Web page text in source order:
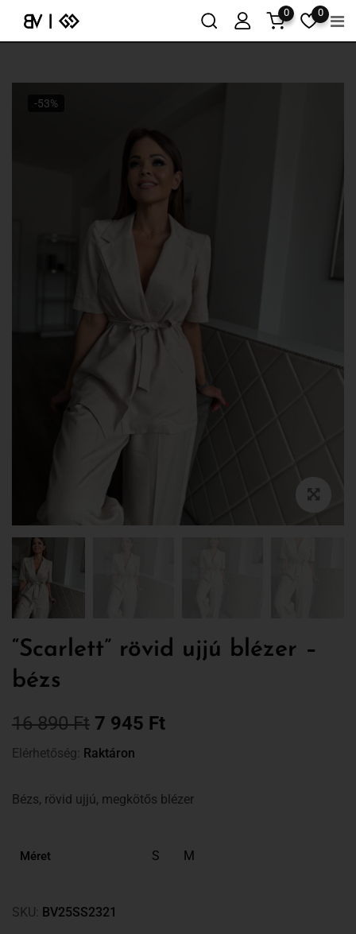
0
0
-53%
“Scarlett” rövid ujjú blézer –
bézs
16 890Ft 7 945 Ft
Elérhetőség: Raktáron
Bézs, rövid ujjú, megkötős blézer
Méret S M
SKU:
BV25SS2321